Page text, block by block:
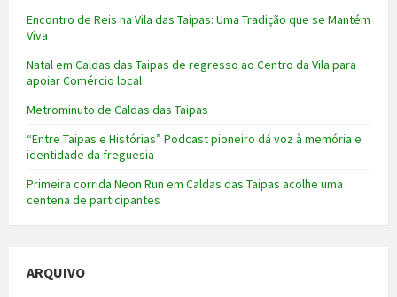
Encontro de Reis na Vila das Taipas: Uma Tradição que se Mantém
Viva
Natal em Caldas das Taipas de regresso ao Centro da Vila para
apoiar Comércio local
Metrominuto de Caldas das Taipas
“Entre Taipas e Histórias” Podcast pioneiro dá voz à memória e
identidade da freguesia
Primeira corrida Neon Run em Caldas das Taipas acolhe uma
centena de participantes
ARQUIVO